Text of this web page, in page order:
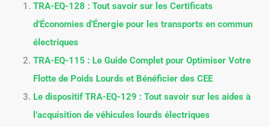
TRA-EQ-128 : Tout savoir sur les Certificats
d’Économies d’Énergie pour les transports en commun
électriques
TRA-EQ-115 : Le Guide Complet pour Optimiser Votre
Flotte de Poids Lourds et Bénéficier des CEE
Le dispositif TRA-EQ-129 : Tout savoir sur les aides à
l’acquisition de véhicules lourds électriques